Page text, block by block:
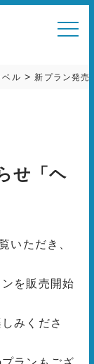
ベル >新プラン発売
せ「ヘ
いただき、
を販売開始
みくださ